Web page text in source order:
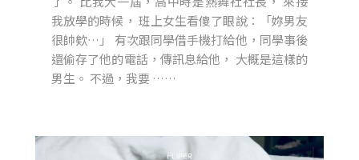
我放學的時候， 班上女生看傻了眼說：「妳男友
很帥欸…」 有次跟同學借手機打給他，同學事後
還偷存了他的電話，傳訊息給他， 大概是這樣的
男生。 不過，我要 ……